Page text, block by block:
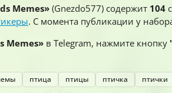
Memes»(Gnezdo577) содержит 104
. С момента публикации у
Memes» в Telegram, нажмите кнопку
птица птицы птичка птички